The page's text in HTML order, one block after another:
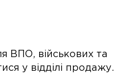
ВПО, військових та
у відділі продажу.